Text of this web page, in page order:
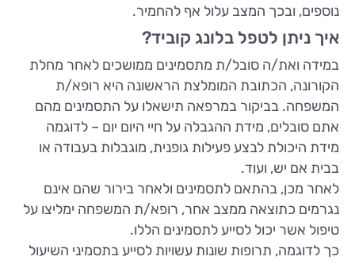
נוספים, ובכך המצב עלול אף להחמיר.
איך ניתן לטפל בלונג קוביד?
במידה ואת/ה סובל/ת מתסמינים ממושכים לאחר מחלת
הקורונה, הכתובת המומלצת הראשונה היא רופא/ת
המשפחה. בביקור במרפאה תישאלו על התסמינים מהם
אתם סובלים, מידת ההגבלה על חיי היום יום – לדוגמה
מידת היכולת לבצע פעילות גופנית, מוגבלות בעבודה או
בבית אם יש, ועוד.
לאחר מכן, בהתאם לתסמינים ולאחר בירור שהם אינם
נגרמים כתוצאה ממצב אחר, רופא/ת המשפחה ימליצו על
טיפול אשר יכול לסייע לתסמינים הללו.
כך לדוגמה, תרופות שונות עשויות לסייע בתסמיני השיעול